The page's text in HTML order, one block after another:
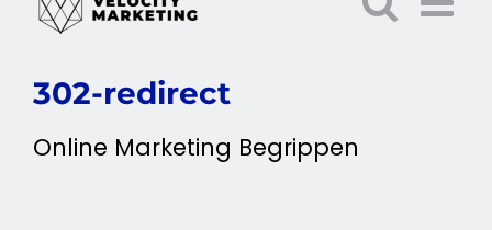
302-redirect
Online Marketing Begrippen